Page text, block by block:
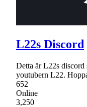
L22s Discord
Detta är L22s
youtubern L22.
652
Online
3,250